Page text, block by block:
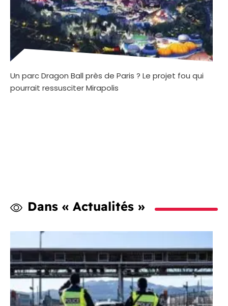
Un parc Dragon Ball près de Paris ? Le projet fou qui
pourrait ressusciter Mirapolis
Dans « Actualités »